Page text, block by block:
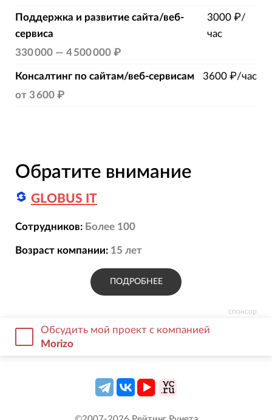
Поддержка и развитие сайта/веб-
сервиса
3000 ₽/
час
330 000— 4 500 000 ₽
Консалтинг по сайтам/веб-сервисам
3600 ₽/час
от 3 600 ₽
спонсор
Обратите внимание
GLOBUS IT
Сотрудников: Более 100
Возраст компании: 15 лет
ПОДРОБНЕЕ
Обсудить мой проект с компанией
Morizo